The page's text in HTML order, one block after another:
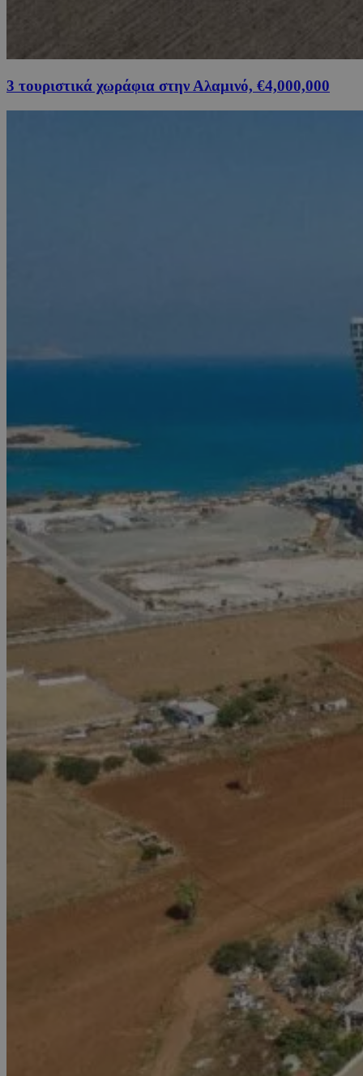
3 τουριστικά χωράφια στην Αλαμινό, €4,000,000